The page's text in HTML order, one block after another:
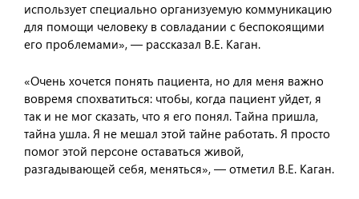
использует специально организуемую коммуникацию
для помощи человеку в совладании с беспокоящими
его проблемами», — рассказал В.Е. Каган.
«Очень хочется понять пациента, но для меня важно
вовремя спохватиться: чтобы, когда пациент уйдет, я
так и не мог сказать, что я его понял. Тайна пришла,
тайна ушла. Я не мешал этой тайне работать. Я просто
помог этой персоне оставаться живой,
разгадывающей себя, меняться», — отметил В.Е. Каган.